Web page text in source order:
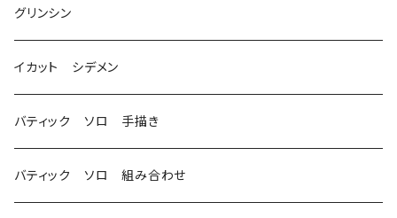
グリンシン
イカット シデメン
バティック ソロ 手描き
バティック ソロ 組み合わせ